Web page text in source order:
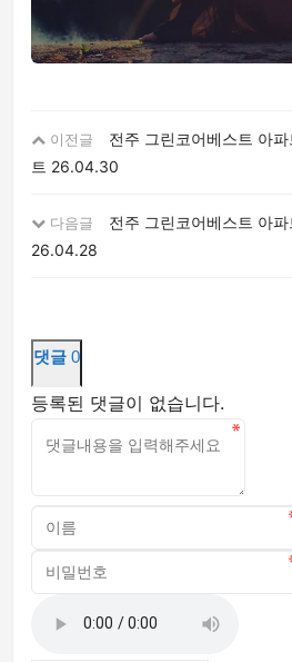
이전글
전주 그린코어베스트 아
트 26.04.30
다음글
전주 그린코어베스트 아
26.04.28
댓글 0
등록된 댓글이 없습니다.